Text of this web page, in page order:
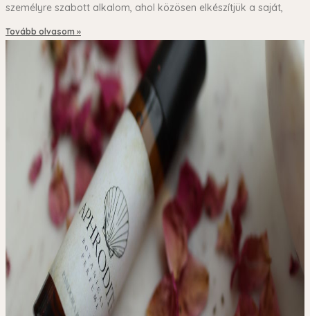
személyre szabott alkalom, ahol közösen elkészítjük a saját,
Tovább olvasom »